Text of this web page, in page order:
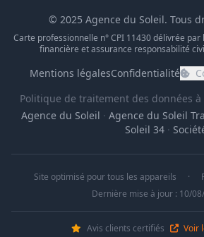
© 2025 Agence du Soleil. Tous
Carte professionnelle n° CPI 11430 délivrée par
financière et assurance responsabilité
Mentions légalesConfidentialité
Politique de traitement des données
Agence du Soleil · Agence du Soleil
Soleil 34 ·
Site optimisé pour tous les appareils ·
Dernière mise à jour : 10/
Avis clients certifiés Voir